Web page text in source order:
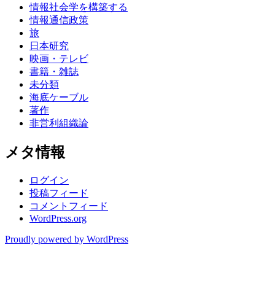
情報社会学を構築する
情報通信政策
旅
日本研究
映画・テレビ
書籍・雑誌
未分類
海底ケーブル
著作
非営利組織論
メタ情報
ログイン
投稿フィード
コメントフィード
WordPress.org
Proudly powered by WordPress